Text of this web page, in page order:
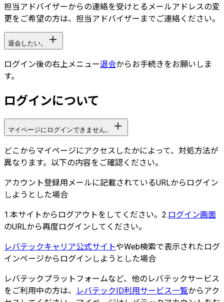
担当アドバイザーからの連絡を受けとるメールアドレスの変
更をご希望の方は、担当アドバイザーまでご連絡ください。
退会したい。
ログイン後の右上メニュー退会からお手続きをお願いしま
す。
ログインについて
マイページにログインできません。
どこからマイページにアクセスしたかによって、対処方法が
異なります。以下の内容をご確認ください。
アカウント登録用メールに記載されているURLからログイン
しようとした場合
1.本サイトからログアウトをしてください。 2.ログイン画面
のURLから再度ログインしてください。
レバテックキャリア公式サイトやWeb検索で表示されたログ
インページからログインしようとした場合
レバテックプラットフォームなど、他のレバテックサービス
をご利用中の方は、
レバテックID利用サービス一覧からアク